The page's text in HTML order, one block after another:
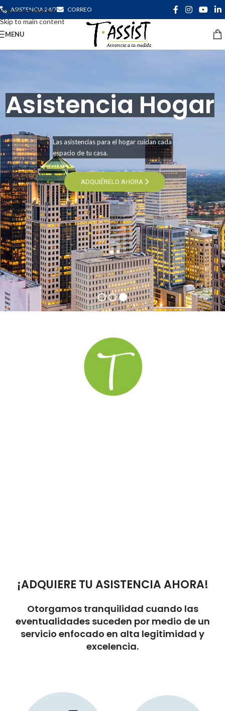
Skip to navigation
Skip to main content
ASISTENCIA 24/7 CORREO
MENU
ADQUIÉRELO AHORA
Asistencia Hogar
Las asistencias para el hogar cuidan cada
espacio de tu casa.
¡ADQUIERE TU ASISTENCIA AHORA!
Otorgamos tranquilidad cuando las
eventualidades suceden por medio de un
servicio enfocado en alta legitimidad y
excelencia.